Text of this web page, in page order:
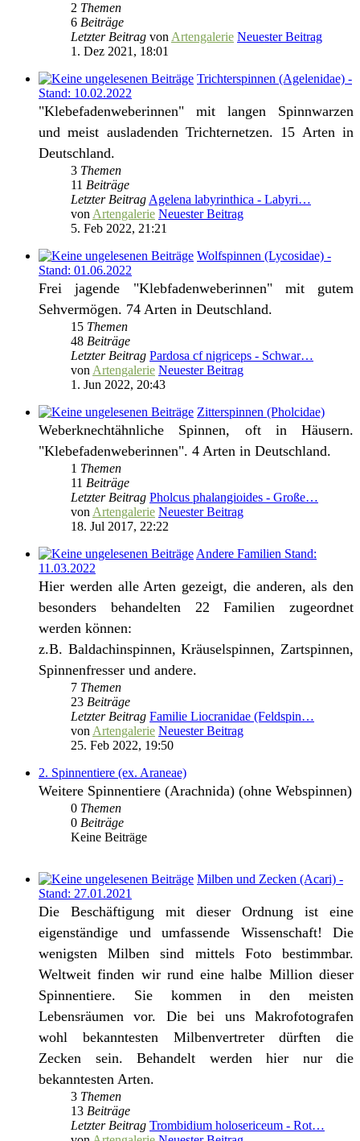
2 Themen
6 Beiträge
Letzter Beitrag von Artengalerie Neuester Beitrag
1. Dez 2021, 18:01
Trichterspinnen (Agelenidae) -
Stand: 10.02.2022
"Klebefadenweberinnen" mit langen Spinnwarzen
und meist ausladenden Trichternetzen. 15 Arten in
Deutschland.
3 Themen
11 Beiträge
Letzter Beitrag Agelena labyrinthica - Labyri…
von Artengalerie Neuester Beitrag
5. Feb 2022, 21:21
Wolfspinnen (Lycosidae) -
Stand: 01.06.2022
Frei jagende "Klebfadenweberinnen" mit gutem
Sehvermögen. 74 Arten in Deutschland.
15 Themen
48 Beiträge
Letzter Beitrag Pardosa cf nigriceps - Schwar…
von Artengalerie Neuester Beitrag
1. Jun 2022, 20:43
Zitterspinnen (Pholcidae)
Weberknechtähnliche Spinnen, oft in Häusern.
"Klebefadenweberinnen". 4 Arten in Deutschland.
1 Themen
11 Beiträge
Letzter Beitrag Pholcus phalangioides - Große…
von Artengalerie Neuester Beitrag
18. Jul 2017, 22:22
Andere Familien Stand:
11.03.2022
Hier werden alle Arten gezeigt, die anderen, als den
besonders behandelten 22 Familien zugeordnet
werden können:
z.B. Baldachinspinnen, Kräuselspinnen, Zartspinnen,
Spinnenfresser und andere.
7 Themen
23 Beiträge
Letzter Beitrag Familie Liocranidae (Feldspin…
von Artengalerie Neuester Beitrag
25. Feb 2022, 19:50
2. Spinnentiere (ex. Araneae)
Weitere Spinnentiere (Arachnida) (ohne Webspinnen)
0 Themen
0 Beiträge
Keine Beiträge
Milben und Zecken (Acari) -
Stand: 27.01.2021
Die Beschäftigung mit dieser Ordnung ist eine
eigenständige und umfassende Wissenschaft! Die
wenigsten Milben sind mittels Foto bestimmbar.
Weltweit finden wir rund eine halbe Million dieser
Spinnentiere. Sie kommen in den meisten
Lebensräumen vor. Die bei uns Makrofotografen
wohl bekanntesten Milbenvertreter dürften die
Zecken sein. Behandelt werden hier nur die
bekanntesten Arten.
3 Themen
13 Beiträge
Letzter Beitrag Trombidium holosericeum - Rot…